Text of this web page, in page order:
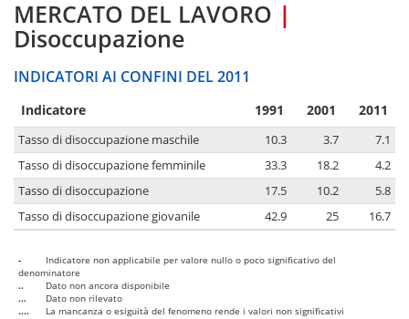
MERCATO DEL LAVORO |
Disoccupazione
INDICATORI AI CONFINI DEL 2011
Indicatore 1991 2001 2011
Tasso di disoccupazione maschile 10.3 3.7
7.1
Tasso di disoccupazione femminile
33.3 18.2
4.2
Tasso di disoccupazione
17.5 10.2
5.8
Tasso di disoccupazione giovanile
42.9 25 16.7
-
Indicatore non applicabile per valore nullo o poco significativo del
denominatore
..
Dato non ancora disponibile
...
Dato non rilevato
....
La mancanza o esiguità del fenomeno rende i valori non significativi